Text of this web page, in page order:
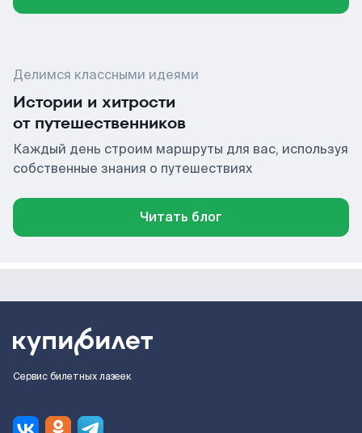
Делимся классными идеями
Истории и хитрости
от путешественников
Каждый день строим маршруты для вас, используя
собственные знания о путешествиях
Читать блог
Сервис билетных лазеек